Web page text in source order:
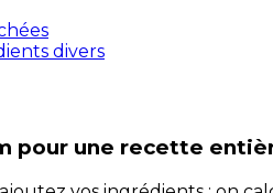
divers
pour une recette